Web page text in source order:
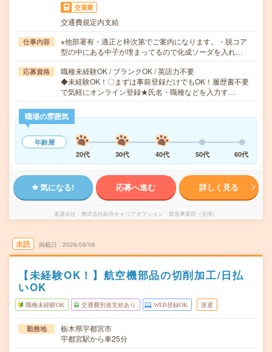
交通費
交通費規定内支給
仕事内容
※他部署有・適正と枠次第でご案内になります。・脱コア
型の中にある中子が埋まってるので化成ソーダを入れ…
応募資格
職種未経験OK / ブランクOK / 英語力不要
◆未経験OK！〇まずは事前登録だけでもOK！履歴書不要
で気軽にオンライン登録★氏名・職種などを入力す…
職場の雰囲気
年齢層
20代
30代 40代 50代 60代
気になる! 応募へ進む 詳しく見る
派遣会社 株式会社綜合キャリアオプション 製造事業部（全国）
未読 掲載日 2026/08/06
【未経験OK！】航空機部品の切削加工/日払
いOK
職種未経験OK 交通費別途支給あり WEB登録OK 派遣
勤務地
栃木県宇都宮市
宇都宮駅から車25分